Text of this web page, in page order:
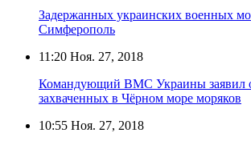
Задержанных украинских военных
Симферополь
11:20 Ноя. 27, 2018
Командующий ВМС Украины заявил
захваченных в Чёрном море моряков
10:55 Ноя. 27, 2018